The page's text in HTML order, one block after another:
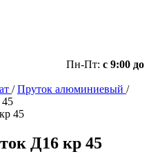
Пн-Пт: с 9:00 до
/ Пруток алюминиевый /
Д16 кр 45